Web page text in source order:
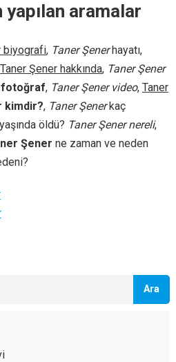
aramalar
biyografi, Taner Şenerhayatı,
Taner Şener hakkında, Taner Şener
fotoğraf, Taner Şener video, Taner
kimdir?, Taner Şenerkaç
öldü? Taner Şener nereli,
Şener ne zaman ve neden
Ara